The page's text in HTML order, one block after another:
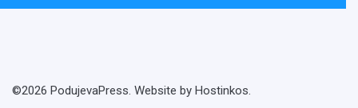
©2026 PodujevaPress. Website by Hostinkos.